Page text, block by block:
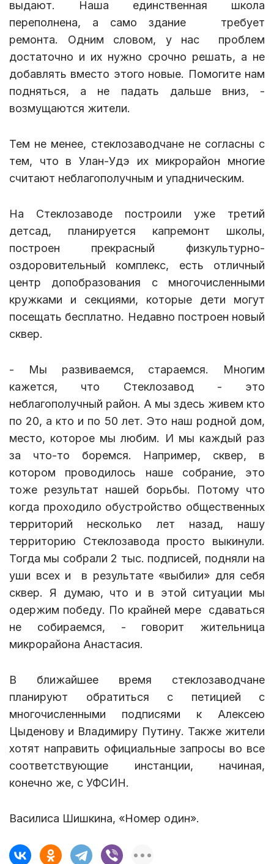
выдают. Наша единственная школа
переполнена, а само здание требует
ремонта. Одним словом, у нас проблем
достаточно и их нужно срочно решать, а не
добавлять вместо этого новые. Помогите нам
подняться, а не падать дальше вниз, -
возмущаются жители.
Тем не менее, стеклозаводчане не согласны с
тем, что в Улан-Удэ их микрорайон многие
считают неблагополучным и упадническим.
На Стеклозаводе построили уже третий
детсад, планируется капремонт школы,
построен прекрасный физкультурно-
оздоровительный комплекс, есть отличный
центр допобразования с многочисленными
кружками и секциями, которые дети могут
посещать бесплатно. Недавно построен новый
сквер.
- Мы развиваемся, стараемся. Многим
кажется, что Стеклозавод - это
неблагополучный район. А мы здесь живем кто
по 20, а кто и по 50 лет. Это наш родной дом,
место, которое мы любим. И мы каждый раз
за что-то боремся. Например, сквер, в
котором проводилось наше собрание, это
тоже результат нашей борьбы. Потому что
когда проходило обустройство общественных
территорий несколько лет назад, нашу
территорию Стеклозавода просто выкинули.
Тогда мы собрали 2 тыс. подписей, подняли на
уши всех и в результате «выбили» для себя
сквер. Я думаю, что и в этой ситуации мы
одержим победу. По крайней мере сдаваться
не собираемся, - говорит жительница
микрорайона Анастасия.
В ближайшее время стеклозаводчане
планируют обратиться с петицией с
многочисленными подписями к Алексею
Цыденову и Владимиру Путину. Также жители
хотят направить официальные запросы во все
соответствующие инстанции, начиная,
конечно же, с УФСИН.
Василиса Шишкина, «Номер один».